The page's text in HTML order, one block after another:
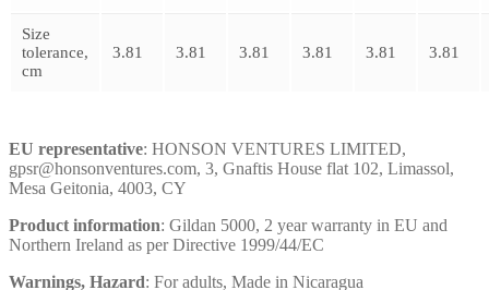
Size
tolerance,
cm
3.81 3.81 3.81 3.81 3.81 3.81
EU representative: HONSON VENTURES LIMITED,
gpsr@honsonventures.com, 3, Gnaftis House flat 102, Limassol,
Mesa Geitonia, 4003, CY
Product information: Gildan 5000, 2 year warranty in EU and
Northern Ireland as per Directive 1999/44/EC
Warnings, Hazard: For adults, Made in Nicaragua